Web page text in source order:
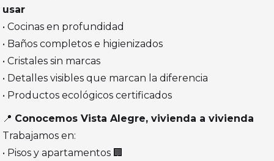
usar
• Cocinas en profundidad
• Baños completos e higienizados
• Cristales sin marcas
• Detalles visibles que marcan la diferencia
• Productos ecológicos certificados
📍 Conocemos Vista Alegre, vivienda a vivienda
Trabajamos en:
• Pisos y apartamentos 🏢